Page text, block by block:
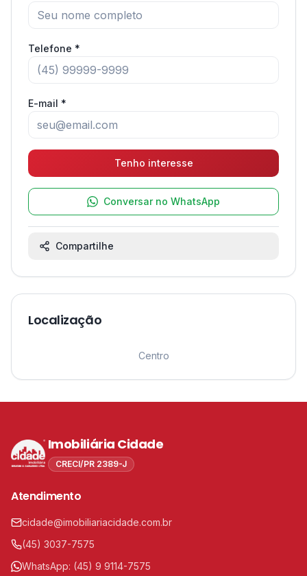
Telefone *
E-mail *
Tenho interesse
Conversar no WhatsApp
Compartilhe
Localização
Centro
Imobiliária Cidade
CRECI/PR 2389-J
Atendimento
cidade@imobiliariacidade.com.br
(45) 3037-7575
WhatsApp: (45) 9 9114-7575